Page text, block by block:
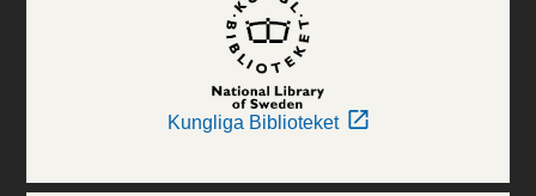
Kungliga Biblioteket